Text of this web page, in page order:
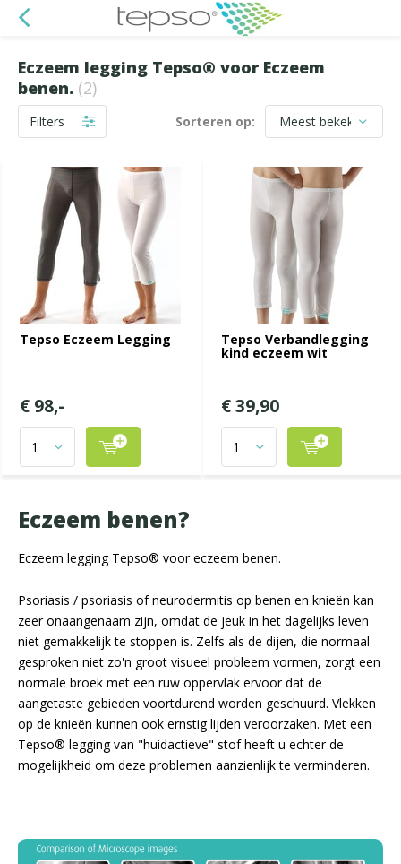
Eczeem legging Tepso® voor Eczeem
benen. (2)
Filters Sorteren op:
Tepso Eczeem Legging
€ 98,-
Tepso Verbandlegging
kind eczeem wit
€ 39,90
Eczeem benen?
Eczeem legging Tepso® voor eczeem benen.
Psoriasis / psoriasis of neurodermitis op benen en knieën kan
zeer onaangenaam zijn, omdat de jeuk in het dagelijks leven
niet gemakkelijk te stoppen is. Zelfs als de dijen, die normaal
gesproken niet zo'n groot visueel probleem vormen, zorgt een
normale broek met een ruw oppervlak ervoor dat de
aangetaste gebieden voortdurend worden geschuurd. Vlekken
op de knieën kunnen ook ernstig lijden veroorzaken. Met een
Tepso® legging van "huidactieve" stof heeft u echter de
mogelijkheid om deze problemen aanzienlijk te verminderen.